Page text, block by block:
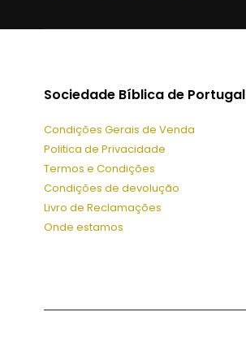
Sociedade Bíblica de Portugal
Condições Gerais de Venda
Politica de Privacidade
Termos e Condições
Condições de devolução
Livro de Reclamações
Onde estamos